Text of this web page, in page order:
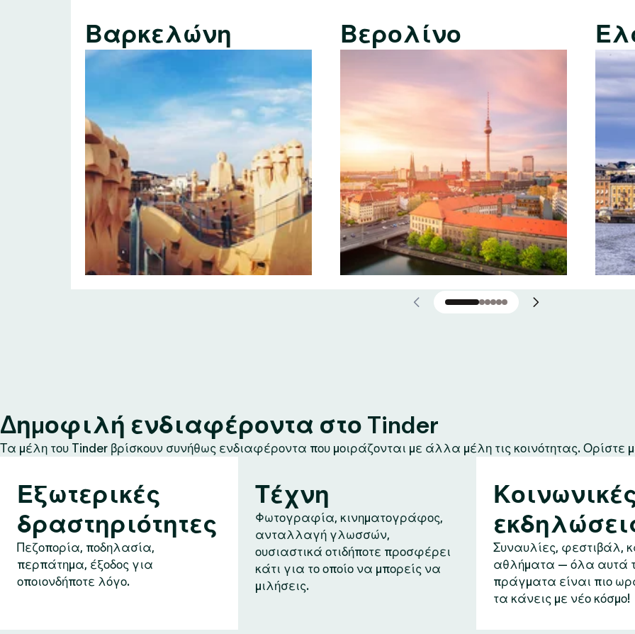
Βαρκελώνη Βερολίνο
Δημοφιλή ενδιαφέροντα στο Tinder
Τα μέλη του Tinder βρίσκουν συνήθως ενδιαφέροντα που μοιράζονται με άλλα μέλη τις κοινότητας. Ορίστε
Εξωτερικές
δραστηριότητες
Πεζοπορία, ποδηλασία,
περπάτημα, έξοδος για
οποιονδήποτε λόγο.
Τέχνη
Φωτογραφία, κινηματογράφος,
ανταλλαγή γλωσσών,
ουσιαστικά οτιδήποτε προσφέρει
κάτι για το οποίο να μπορείς να
μιλήσεις.
Συναυλίες, φεστιβάλ,
αθλήματα — όλα αυτά
πράγματα είναι πιο
τα κάνεις με νέο κόσμο!